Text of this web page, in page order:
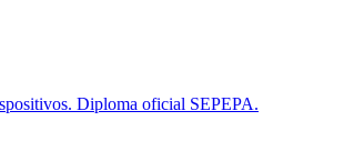
Diploma oficial SEPEPA.